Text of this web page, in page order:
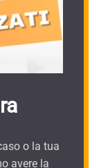
o la tua
avere la